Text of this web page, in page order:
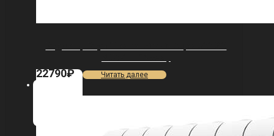
22790₽ Читать далее